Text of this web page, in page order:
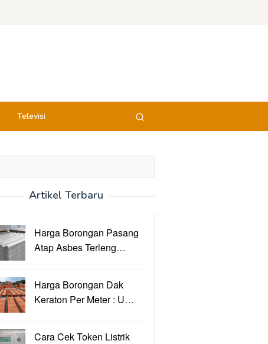
Televisi
Artikel Terbaru
Harga Borongan Pasang
Atap Asbes Terleng…
Harga Borongan Dak
Keraton Per Meter : U…
Cara Cek Token Listrik